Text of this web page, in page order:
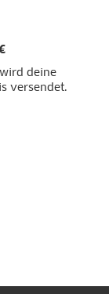
deine
versendet.